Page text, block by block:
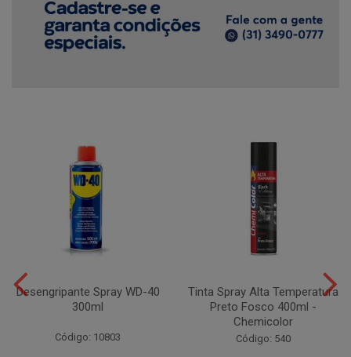
Desengripante Spray WD-40
300ml
Código: 10803
Tinta Spray Alta Temperatura
Preto Fosco 400ml -
Chemicolor
Código: 540